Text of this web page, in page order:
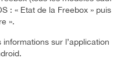
: « Etat de la Freebox » puis
».
sur l’application